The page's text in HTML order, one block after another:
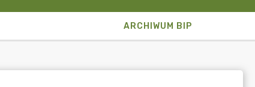
ARCHIWUM BIP